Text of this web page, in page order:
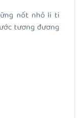
nốt nhỏ li ti
tương đương